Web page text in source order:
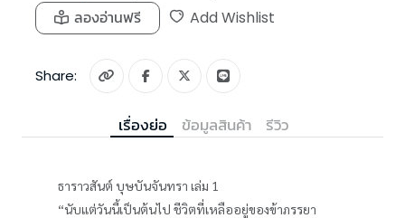
ลองอ่านฟรี Add Wishlist
Share:
เรื่องย่อ ข้อมูลสินค้า รีวิว
ธาราวสันต์ บุษบันจันทรา เล่ม 1
“นับแต่วันนี้เป็นต้นไป ชีวิตที่เหลืออยู่ของข้าภรรยา